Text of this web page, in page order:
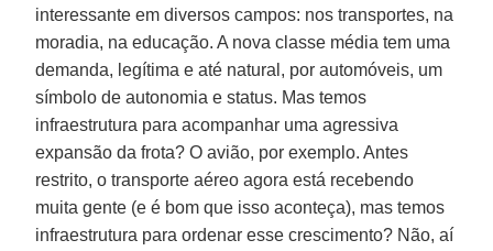
interessante em diversos campos: nos transportes, na
moradia, na educação. A nova classe média tem uma
demanda, legítima e até natural, por automóveis, um
símbolo de autonomia e status. Mas temos
infraestrutura para acompanhar uma agressiva
expansão da frota? O avião, por exemplo. Antes
restrito, o transporte aéreo agora está recebendo
muita gente (e é bom que isso aconteça), mas temos
infraestrutura para ordenar esse crescimento? Não, aí